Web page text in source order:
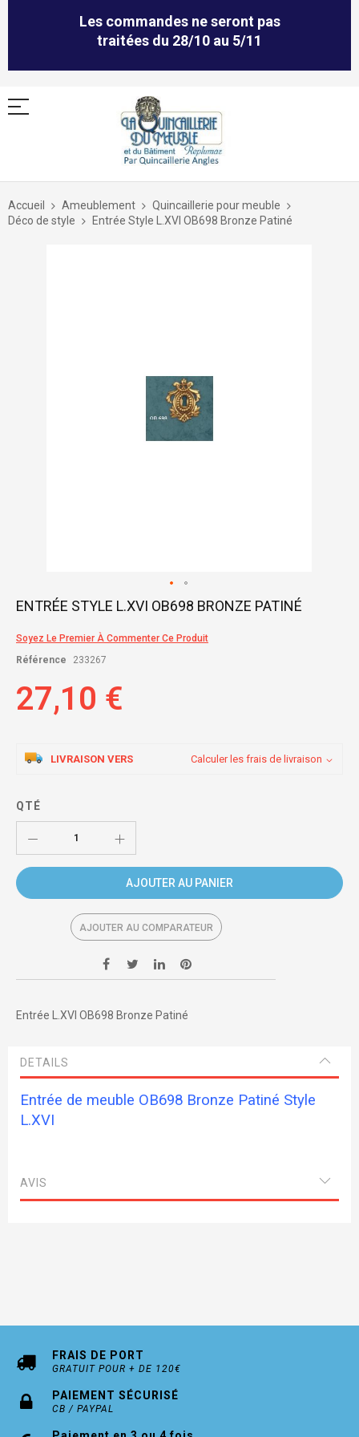
Les commandes ne seront pas
traitées du 28/10 au 5/11
Allez
contenu
Accueil Ameublement
Quincaillerie pour meuble
Déco de style
Entrée Style L.XVI OB698 Bronze Patiné
Skip
beginning
of
images
gallery
ENTRÉE STYLE L.XVI OB698 BRONZE PATINÉ
Soyez Le Premier À Commenter Ce Produit
Référence
233267
27,10 €
LIVRAISON VERS Calculer les frais de livraison
QTÉ
AJOUTER AU PANIER
AJOUTER AU COMPARATEUR
Entrée L.XVI OB698 Bronze Patiné
DETAILS
Entrée de meuble OB698 Bronze Patiné Style
L.XVI
AVIS
FRAIS DE PORT
GRATUIT POUR + DE 120€
PAIEMENT SÉCURISÉ
CB / PAYPAL